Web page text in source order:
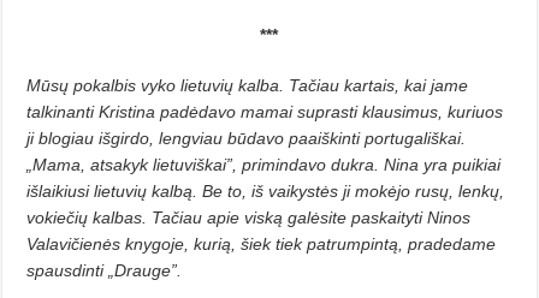
***
Mūsų pokalbis vyko lietuvių kalba. Tačiau kartais, kai jame
talkinanti Kristina padėdavo mamai suprasti klausimus, kuriuos
ji blogiau išgirdo, lengviau būdavo paaiškinti portugališkai.
„Mama, atsakyk lietuviškai”, primindavo dukra. Nina yra puikiai
išlaikiusi lietuvių kalbą. Be to, iš vaikystės ji mokėjo rusų, lenkų,
vokiečių kalbas. Tačiau apie viską galėsite paskaityti Ninos
Valavičienės knygoje, kurią, šiek tiek patrumpintą, pradedame
spausdinti „Drauge”.